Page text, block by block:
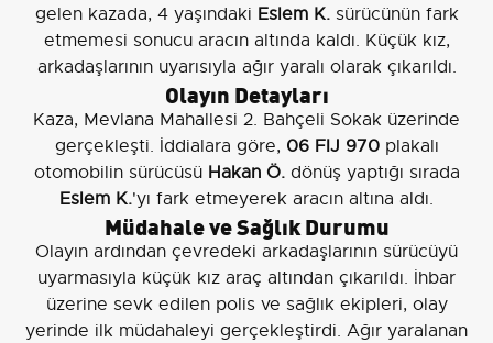
gelen kazada, 4 yaşındaki Eslem K.sürücünün fark
etmemesi sonucu aracın altında kaldı. Küçük kız,
arkadaşlarının uyarısıyla ağır yaralı olarak çıkarıldı.
Olayın Detayları
Kaza, Mevlana Mahallesi 2. Bahçeli Sokak üzerinde
gerçekleşti. İddialara göre, 06 FIJ 970plakalı
otomobilin sürücüsü Hakan Ö.dönüş yaptığı sırada
Eslem K.'yı fark etmeyerek aracın altına aldı.
Müdahale ve Sağlık Durumu
Olayın ardından çevredeki arkadaşlarının sürücüyü
uyarmasıyla küçük kız araç altından çıkarıldı. İhbar
üzerine sevk edilen polis ve sağlık ekipleri, olay
yerinde ilk müdahaleyi gerçekleştirdi. Ağır yaralanan